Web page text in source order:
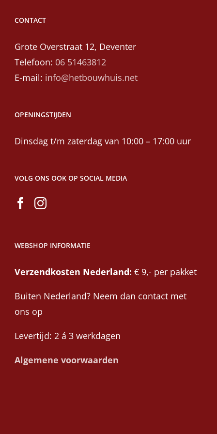
CONTACT
Grote Overstraat 12, Deventer
Telefoon: 06 51463812
E-mail: info@hetbouwhuis.net
OPENINGSTIJDEN
Dinsdag t/m zaterdag van 10:00 – 17:00 uur
VOLG ONS OOK OP SOCIAL MEDIA
WEBSHOP INFORMATIE
Verzendkosten Nederland: € 9,- per pakket
Buiten Nederland? Neem dan contact met
ons op
Levertijd: 2 á 3 werkdagen
Algemene voorwaarden